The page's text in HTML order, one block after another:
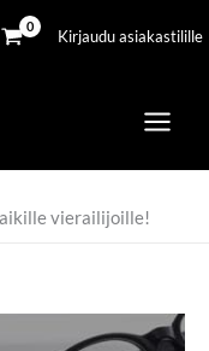
Kirjaudu asiakastilille
vierailijoille!